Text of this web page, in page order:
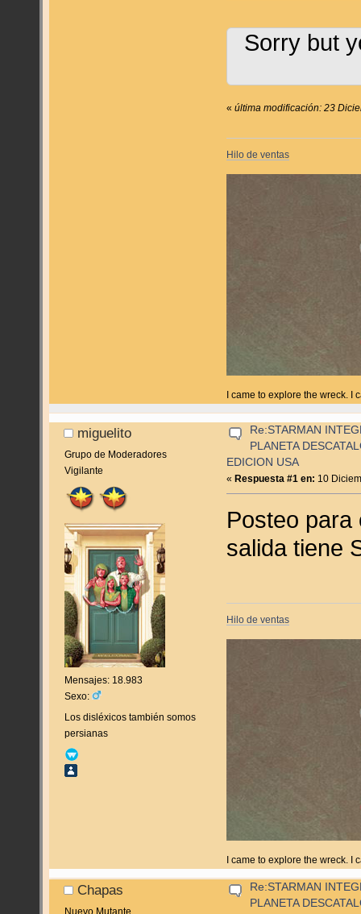
Sorry but
«última modificación: 23
Hilo de ventas
I came to explore the wreck. I
miguelito
Grupo de Moderadores
Vigilante
Mensajes: 18.983
Sexo:
Los disléxicos también somos
persianas
Re:STARMAN
PLANETA
EDICION USA
« Respuesta #1 en: 10
Posteo
salida tiene
Hilo de ventas
I came to explore the wreck. I
Chapas
Nuevo Mutante
Re:STARMAN
PLANETA